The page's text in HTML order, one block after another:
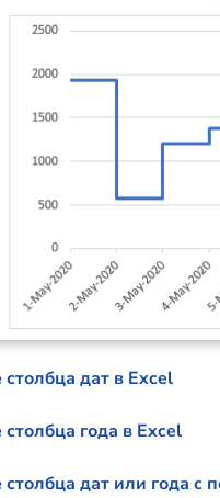
дат в Excel
года в Excel
дат или года